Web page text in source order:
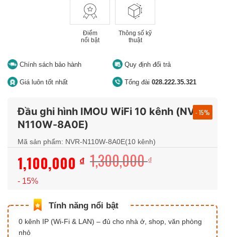
Điểm
nổi bật
Thông số kỹ
thuật
Chính sách bảo hành Quy định đổi trả
Giá luôn tốt nhất Tổng đài 028.222.35.321
Đầu ghi hình IMOU WiFi 10 kênh (NVR-
N110W-8A0E)
Mã sản phẩm: NVR-N110W-8A0E(10 kênh)
1,300,000₫
1,100,000 ₫
1,100,000 ₫.
- 15%
- 15%
0 kênh IP (Wi-Fi & LAN) – đủ cho nhà ở, shop, văn phòng
nhỏ